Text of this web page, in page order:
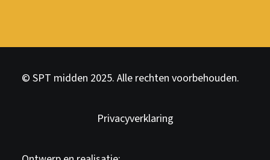
© SPT midden 2025. Alle rechten voorbehouden.
Privacyverklaring